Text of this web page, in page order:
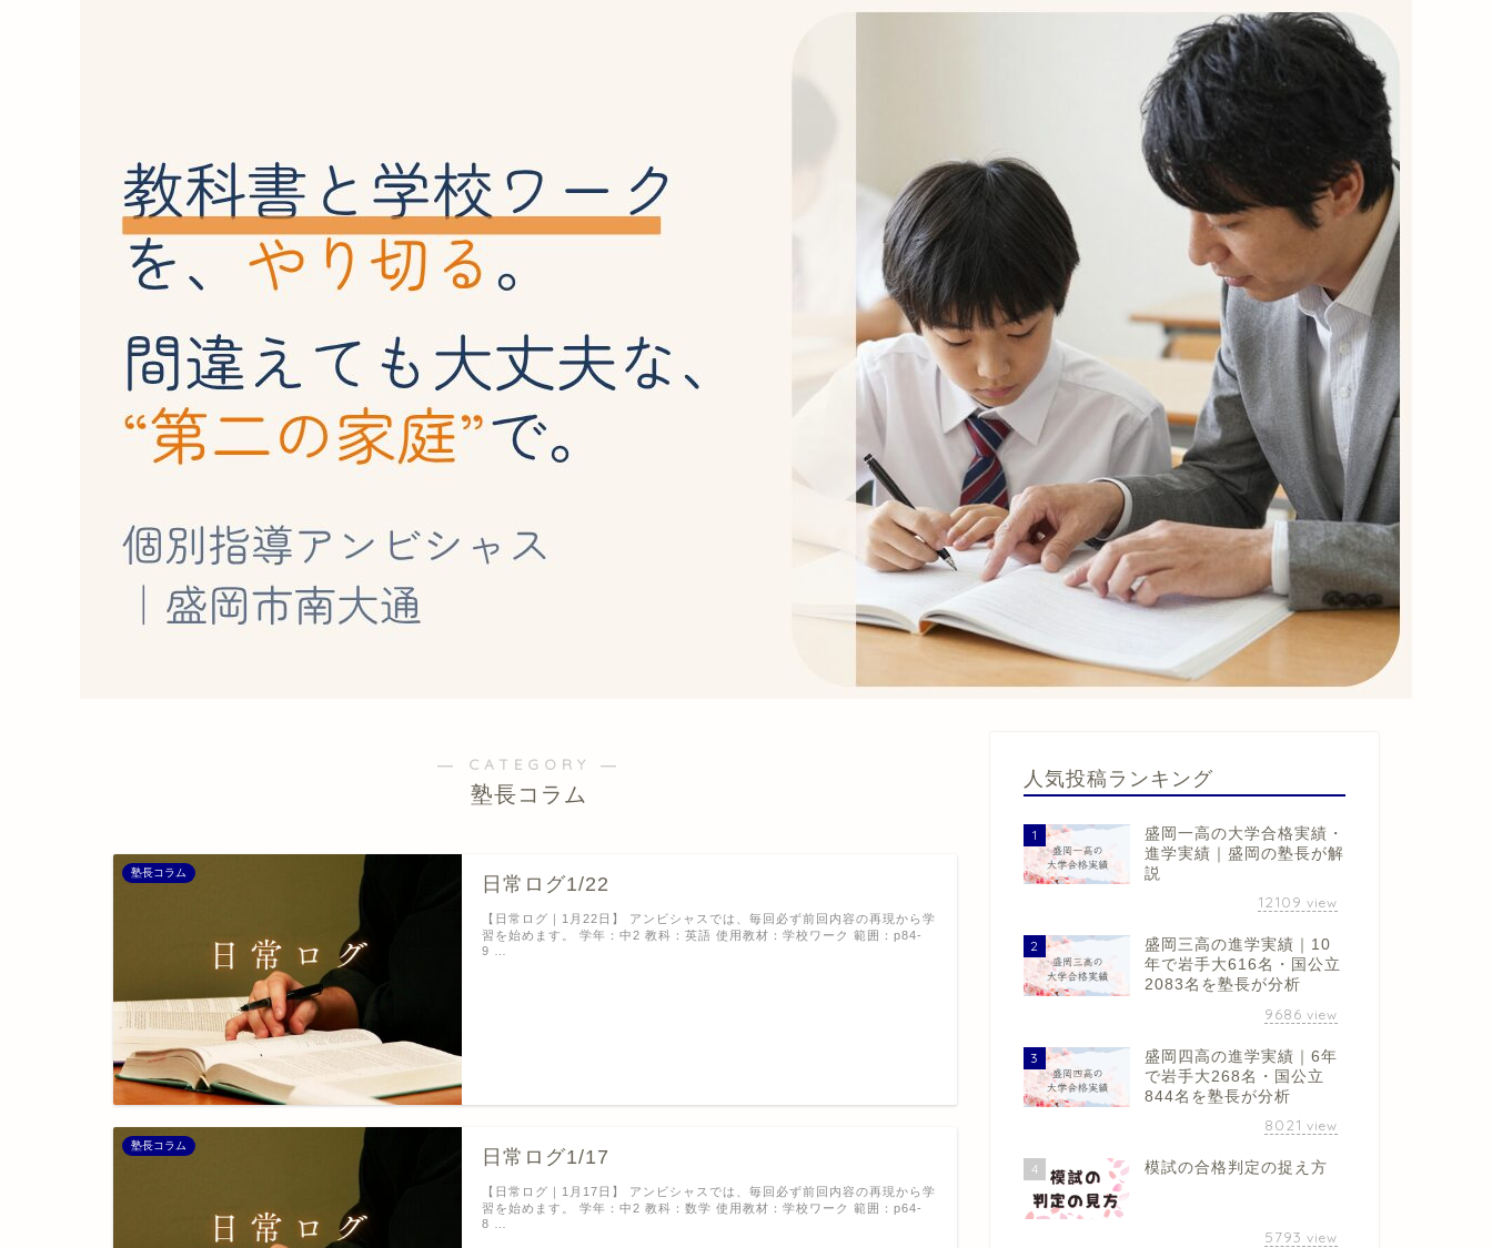
― CATEGORY ―
塾長コラム
塾長コラム
日常ログ1/22
【日常ログ｜1月22日】 アンビシャスでは、毎回必ず前回内容の再現から学
習を始めます。 学年：中2 教科：英語 使用教材：学校ワーク 範囲：p84-
9 …
塾長コラム
日常ログ1/17
【日常ログ｜1月17日】 アンビシャスでは、毎回必ず前回内容の再現から学
習を始めます。 学年：中2 教科：数学 使用教材：学校ワーク 範囲：p64-
8 …
人気投稿ランキング
1
盛岡一高の大学合格実績・
進学実績｜盛岡の塾長が解
説
12109 view
2
盛岡三高の進学実績｜10
年で岩手大616名・国公立
2083名を塾長が分析
9686 view
3
盛岡四高の進学実績｜6年
で岩手大268名・国公立
844名を塾長が分析
8021 view
4 模試の合格判定の捉え方
5793 view